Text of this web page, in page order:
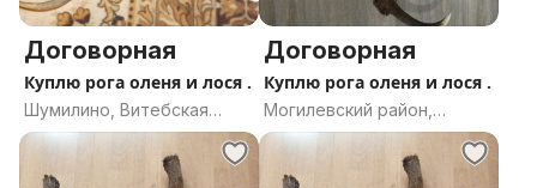
Договорная
Куплю рога оленя и лося .
Шумилино, Витебская
область
Договорная
Куплю рога оленя и лося .
Могилевский район,
Могилевская область